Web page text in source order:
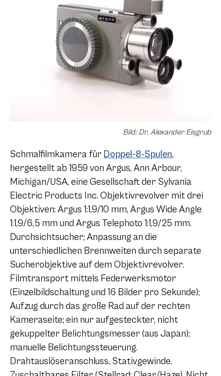
Bild: Dr. Alexander Eisgrub
Schmalfilmkamera für Doppel-8-Spulen,
hergestellt ab 1959 von Argus, Ann Arbour,
Michigan/USA, eine Gesellschaft der Sylvania
Electric Products Inc. Objektivrevolver mit drei
Objektiven: Argus 1:1,9/10 mm, Argus Wide Angle
1:1,9/6,5 mm und Argus Telephoto 1:1,9/25 mm.
Durchsichtsucher; Anpassung an die
unterschiedlichen Brennweiten durch separate
Sucherobjektive auf dem Objektivrevolver.
Filmtransport mittels Federwerksmotor
(Einzelbildschaltung und 16 Bilder pro Sekunde);
Aufzug durch das große Rad auf der rechten
Kameraseite; ein nur aufgesteckter, nicht
gekuppelter Belichtungsmesser (aus Japan);
manuelle Belichtungssteuerung.
Drahtauslöseranschluss, Stativgewinde.